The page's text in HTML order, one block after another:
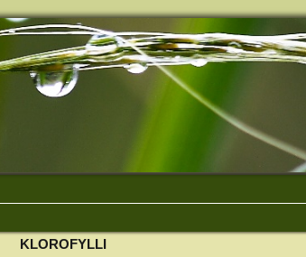
KLOROFYLLI